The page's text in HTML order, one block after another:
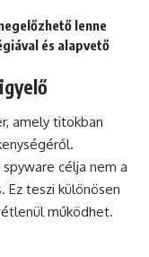
lenne
és alapvető
amely titokban
célja nem a
Ez teszi különösen
működhet.